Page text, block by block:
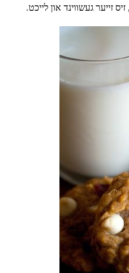
זייער געשווינד און לייכט.